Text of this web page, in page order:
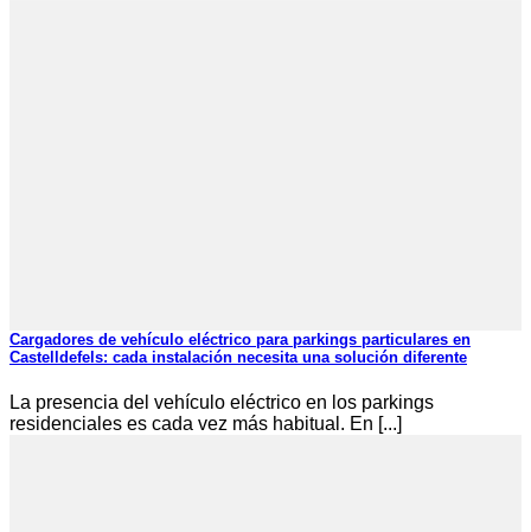
Cargadores de vehículo eléctrico para parkings particulares en
Castelldefels: cada instalación necesita una solución diferente
La presencia del vehículo eléctrico en los parkings
residenciales es cada vez más habitual. En [...]